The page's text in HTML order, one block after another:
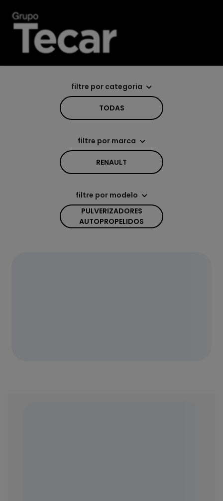
filtre por categoria
TODAS
filtre por marca
RENAULT
filtre por modelo
PULVERIZADORES
AUTOPROPELIDOS